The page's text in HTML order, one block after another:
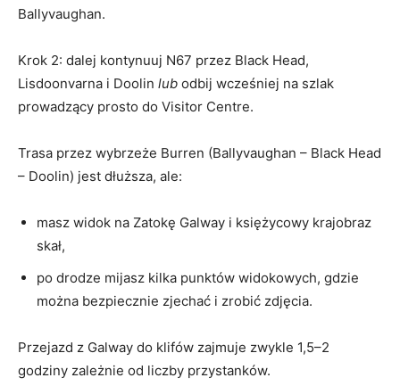
Ballyvaughan.
Krok 2: dalej kontynuuj N67 przez Black Head,
Lisdoonvarna i Doolin lub odbij wcześniej na szlak
prowadzący prosto do Visitor Centre.
Trasa przez wybrzeże Burren (Ballyvaughan – Black Head
– Doolin) jest dłuższa, ale:
masz widok na Zatokę Galway i księżycowy krajobraz
skał,
po drodze mijasz kilka punktów widokowych, gdzie
można bezpiecznie zjechać i zrobić zdjęcia.
Przejazd z Galway do klifów zajmuje zwykle 1,5–2
godziny zależnie od liczby przystanków.